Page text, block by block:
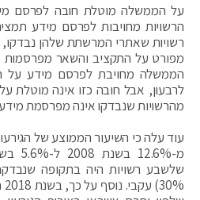
על הממשלה מוטלת חובה לפרסם
רשויות שאתרי המרשתת שלהן
מפורט על התקציב והשאר מפרסמות
הממשלה מחויבת לפרסם מידע על
לרבעון, אבל חובה כזו אינה מוטלת
מהרשויות שנבדקו אינה מפרסמת
עוד עלה כי השיעור הממוצע של
שלשבע רשויות היה בתקופה